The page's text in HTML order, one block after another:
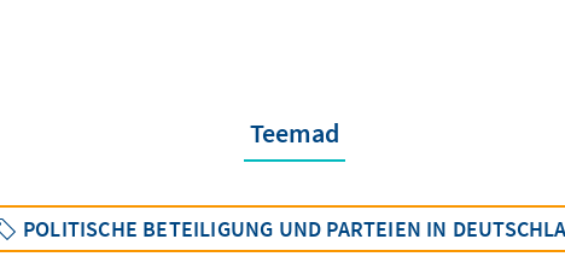
Teemad
POLITISCHE BETEILIGUNG UND PARTEIEN IN